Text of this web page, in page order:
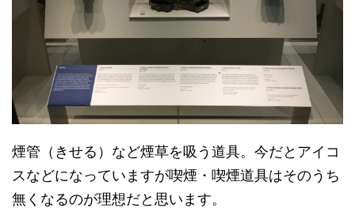
煙管（きせる）など煙草を吸う道具。今だとアイコ
スなどになっていますが喫煙・喫煙道具はそのうち
無くなるのが理想だと思います。